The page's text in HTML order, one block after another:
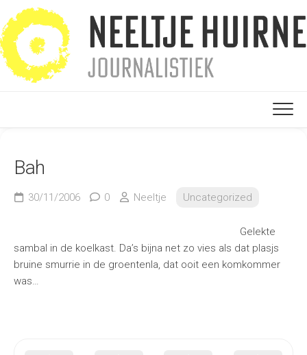
naar
de
inhoud
Bah
30/11/2006 0 Neeltje Uncategorized
Gelekte
sambal in de koelkast. Da’s bijna net zo vies als dat plasjs
bruine smurrie in de groentenla, dat ooit een komkommer
was…